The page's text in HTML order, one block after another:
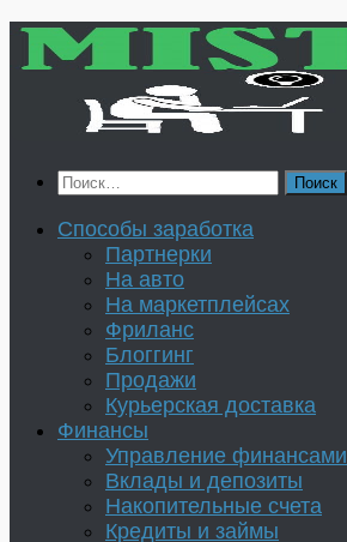
Перейти
Найти:
Способы заработка
Партнерки
На авто
На маркетплейсах
Фриланс
Блоггинг
Продажи
Курьерская доставка
Финансы
Управление финансами
Вклады и депозиты
Накопительные счета
Кредиты и займы